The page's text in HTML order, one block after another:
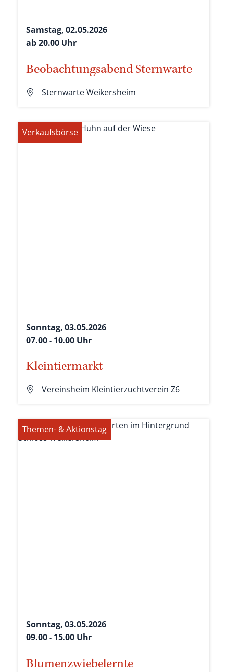
Samstag, 02.05.2026
ab 20.00 Uhr
Beobachtungsabend Sternwarte
Sternwarte Weikersheim
Verkaufsbörse
Sonntag, 03.05.2026
07.00 - 10.00 Uhr
Kleintiermarkt
Vereinsheim Kleintierzuchtverein Z6
Themen- & Aktionstag
Sonntag, 03.05.2026
09.00 - 15.00 Uhr
Blumenzwiebelernte